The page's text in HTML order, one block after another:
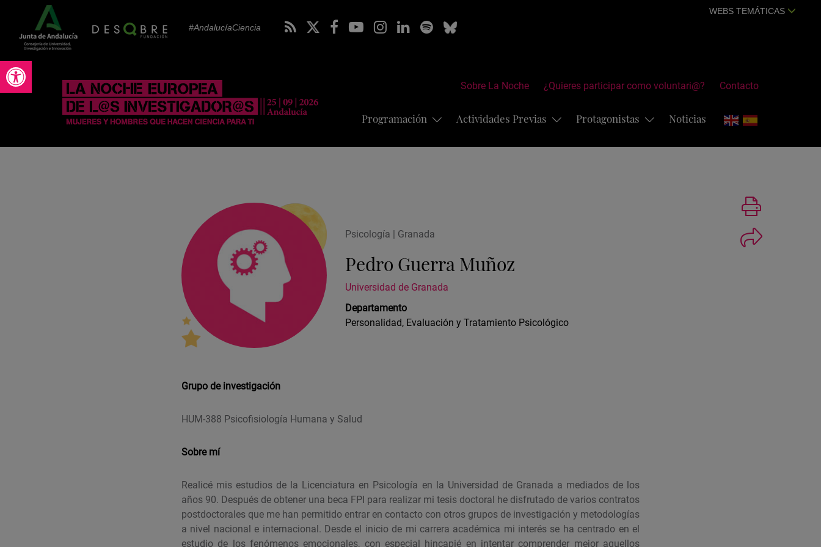
Abrir barra de herramientas
#AndalucíaCiencia
WEBS TEMÁTICAS
Sobre La Noche ¿Quieres participar como voluntari@? Contacto
Programación Actividades Previas Protagonistas Noticias
Psicología | Granada
Pedro Guerra Muñoz
Universidad de Granada
Departamento
Personalidad, Evaluación y Tratamiento Psicológico
Grupo de investigación
HUM-388 Psicofisiología Humana y Salud
Sobre mí
Realicé mis estudios de la Licenciatura en Psicología en la Universidad de Granada a mediados de los
años 90. Después de obtener una beca FPI para realizar mi tesis doctoral he disfrutado de varios contratos
postdoctorales que me han permitido entrar en contacto con otros grupos de investigación y metodologías
a nivel nacional e internacional. Desde el inicio de mi carrera académica mi interés se ha centrado en el
estudio de los fenómenos emocionales, con especial hincapié en intentar comprender mejor aquellos